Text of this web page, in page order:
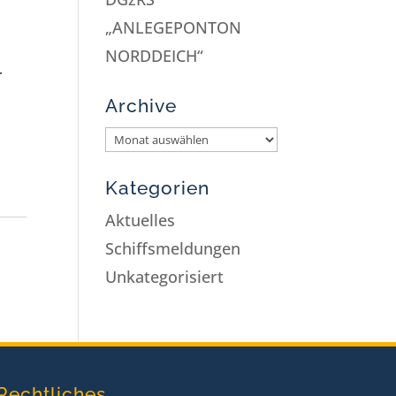
„ANLEGEPONTON
NORDDEICH“
Archive
Kategorien
Aktuelles
Schiffsmeldungen
Unkategorisiert